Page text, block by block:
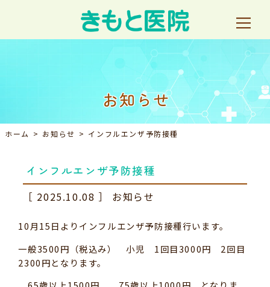
お知らせ
ホーム お知らせ インフルエンザ予防接種
インフルエンザ予防接種
［ 2025.10.08 ］ お知らせ
10月15日よりインフルエンザ予防接種行います。
一般3500円（税込み） 小児 1回目3000円 2回目
2300円となります。